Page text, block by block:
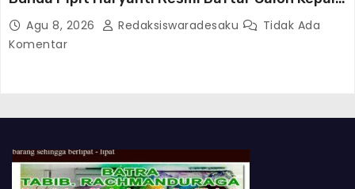
Desa Lambangsari Kecamatan Tambun Selatan
Agu 8, 2026 Redaksiswaradesaku
Tidak Ada
Komentar